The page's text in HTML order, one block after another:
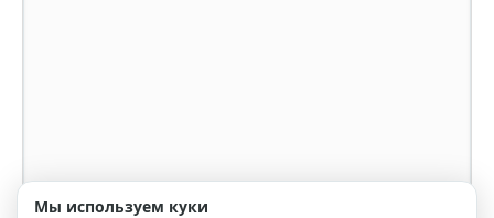
Мы используем куки